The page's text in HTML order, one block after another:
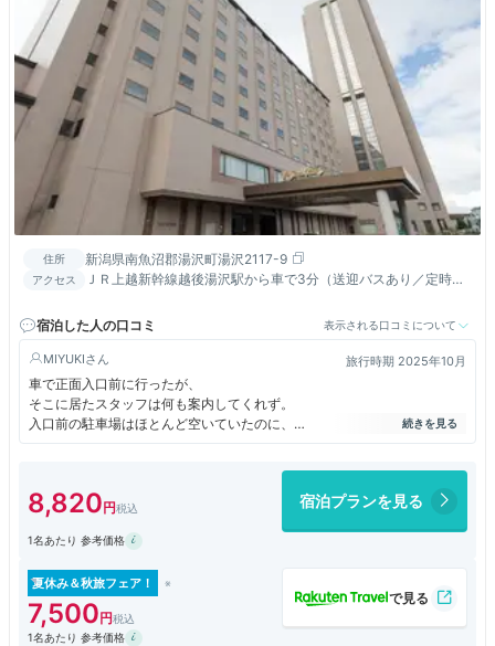
住所 新潟県南魚沼郡湯沢町湯沢2117-9
アクセス
ＪＲ上越新幹線越後湯沢駅から車で3分（送迎バスあり／定時運
宿泊した人の口コミ
表示される口コミについて
MIYUKI 旅行時期 2025年10月
車で正面入口前に行ったが、
そこに居たスタッフは何も案内してくれず。
入口前の駐車場はほとんど空いていたのに、
コーンが置いてあるので、会員専用なのかと思い、
重い荷物を持ち、けっこうな坂を上って入口へ。
駐車場の件を訊いてみると、
入口前も先着順で駐めていいんだって！！
無料のシャトルバスが便利。
車で行っても、バスで越後湯沢駅へ送ってもらい、
飲食してお酒も飲んで、またバスでホテルへ戻れる。
8,820 宿泊プランを見る
1名あたり 参考価格
夏休み＆秋旅フェア！
7,500
1名あたり 参考価格